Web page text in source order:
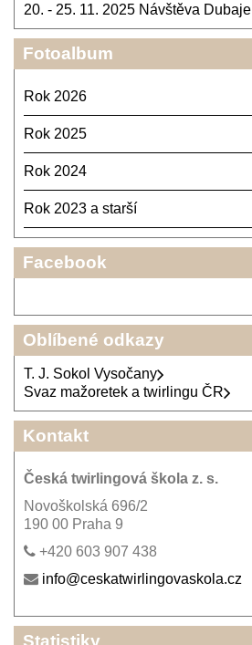
20. - 25. 11. 2025 Návštěva Dubaje
Fotoalbum
Rok 2026
Rok 2025
Rok 2024
Rok 2023 a starší
Facebook
Oblíbené odkazy
T. J. Sokol Vysočany
Svaz mažoretek a twirlingu ČR
Kontakt
Česká twirlingová škola z. s.
Novoškolská 696/2
190 00 Praha 9
+420 603 907 438
info@ceskatwirlingovaskola.cz